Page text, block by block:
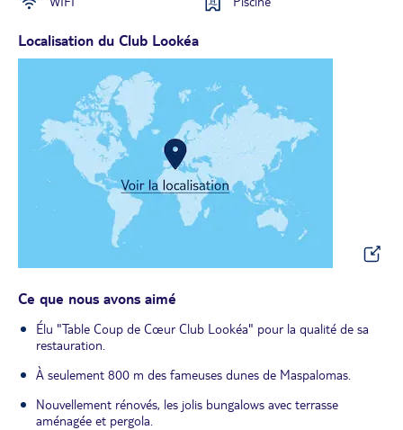
Localisation du Club Lookéa
Ce que nous avons aimé
Élu "Table Coup de Cœur Club Lookéa" pour la qualité de sa
restauration.
À seulement 800 m des fameuses dunes de Maspalomas.
Nouvellement rénovés, les jolis bungalows avec terrasse
aménagée et pergola.